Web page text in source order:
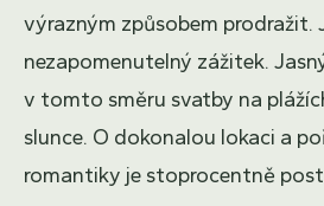
výrazným způsobem prodražit.
nezapomenutelný zážitek.
v tomto směru svatby na
slunce. O dokonalou lokaci a
romantiky je stoprocentně